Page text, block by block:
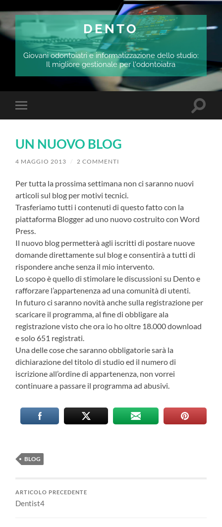
DENTO
Giovani odontoiatri e informatizzazione dello studio:
Il migliore gestionale per l'odontoiatra
Attiva/disattiva
il
dispositivi
UN NUOVO BLOG
4 MAGGIO 2013 / 2 COMMENTI
Per tutta la prossima settimana non ci saranno nuovi
articoli sul blog per motivi tecnici.
Trasferiamo tutti i contenuti di questo fatto con la
piattaforma Blogger ad uno nuovo costruito con Word
Press.
Il nuovo blog permetterà agli iscritti di postare nuove
domande direttamente sul blog e consentirà a tutti di
rispondere anche senza il mio intervento.
Lo scopo è quello di stimolare le discussioni su Dento e
rafforzare l’appartenenza ad una comunità di utenti.
In futuro ci saranno novità anche sulla registrazione per
scaricare il programma, al fine di obbligare ala
registrazione visto che ora io ho oltre 18.000 download
e solo 651 registrati.
Una delle cose che saranno obbligatorie sarà la
dichiarazione del titolo di studio ed il numero di
iscrizione all’ordine di appartenenza, non vorrei
continuare a passare il programma ad abusivi.
BLOG
ARTICOLO PRECEDENTE
Dentist4